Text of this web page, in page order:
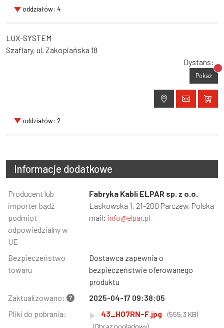
oddziałów: 4
LUX-SYSTEM
Szaflary, ul. Zakopiańska 18
Dystans:
Pokaż
oddziałów: 2
Informacje dodatkowe
Informacja
Wartość
Producent lub
importer bądź
podmiot
odpowiedzialny w
UE
Fabryka Kabli ELPAR sp. z o.o.
Laskowska 1, 21-200 Parczew, Polska
mail: info@elpar.pl
Bezpieczeństwo
towaru
Dostawca zapewnia o
bezpieczeństwie oferowanego
produktu
Zaktualizowano:
2025-04-17 09:38:05
Pliki do pobrania:
43_H07RN-F.jpg
(555,3 KB)